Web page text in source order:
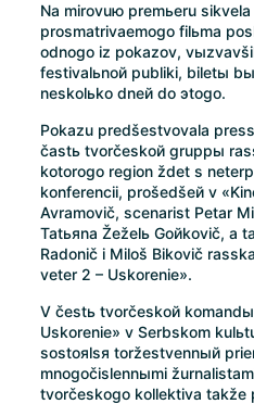
Na mirovuю premьeru
prosmatrivaemogo filьma
odnogo iz pokazov,
festivalьnoй publiki, biletы
neskolьko dneй do эtogo.
Pokazu predšestvovala
častь tvorčeskoй gruppы
kotorogo region ždet s
konferencii, prošedšeй v
Avramovič, scenarist Petar
Tatьяna Žeželь Goйkovič, a
Radonič i Miloš Bikovič
veter 2 – Uskorenie».
V čestь tvorčeskoй
Uskorenie» v Serbskom
sostoяlsя toržestvennый
mnogočislennыmi
tvorčeskogo kollektiva takže